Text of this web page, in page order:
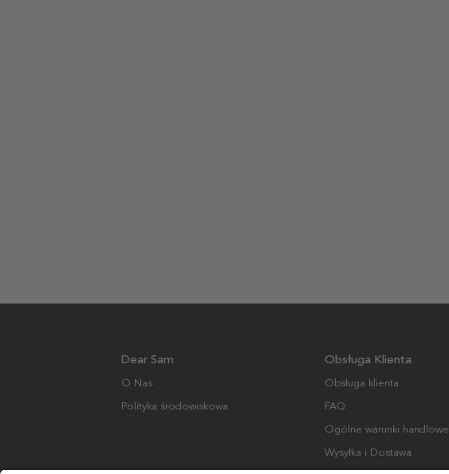
Dear Sam
O Nas
Polityka środowiskowa
Obsługa Klienta
Obsługa klienta
FAQ
Ogólne warunki handlowe
Wysyłka i Dostawa